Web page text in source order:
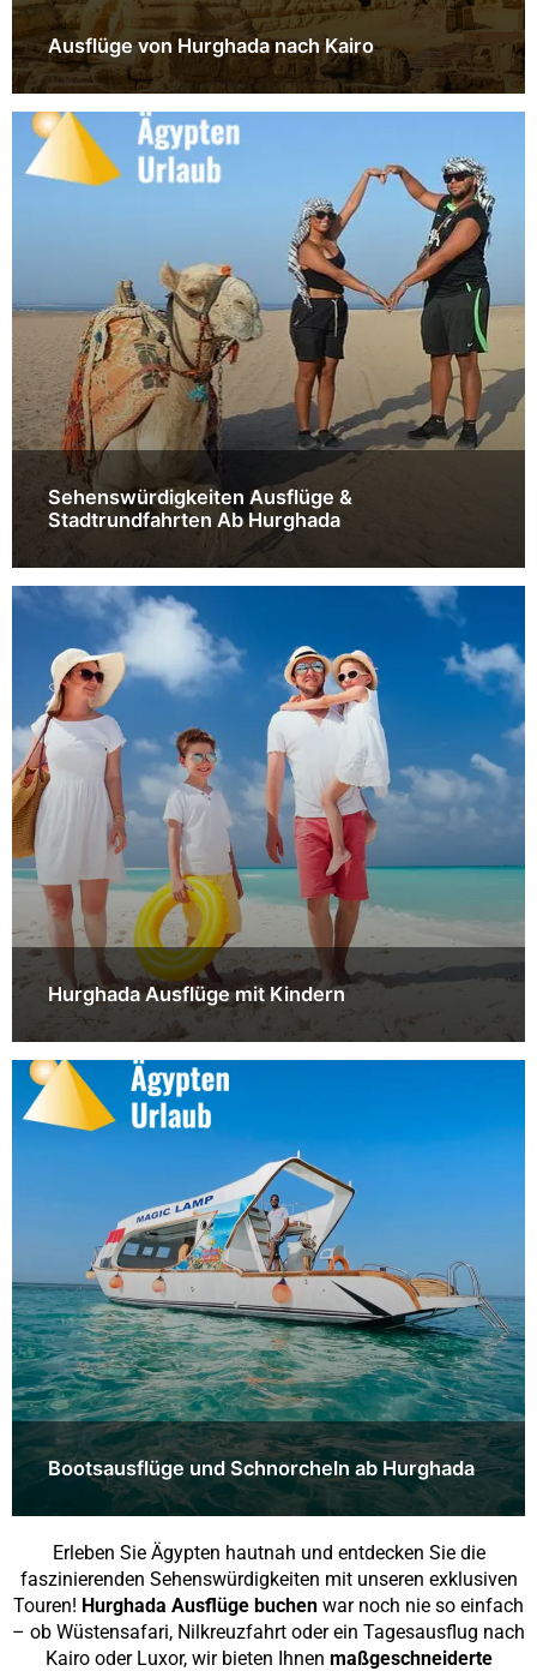
Ausflüge von Hurghada nach Kairo
Sehenswürdigkeiten Ausflüge &
Stadtrundfahrten Ab Hurghada
Hurghada Ausflüge mit Kindern
Bootsausflüge und Schnorcheln ab Hurghada
Erleben Sie Ägypten hautnah und entdecken Sie die
faszinierenden Sehenswürdigkeiten mit unseren exklusiven
Touren! Hurghada Ausflüge buchen war noch nie so einfach
– ob Wüstensafari, Nilkreuzfahrt oder ein Tagesausflug nach
Kairo oder Luxor, wir bieten Ihnen maßgeschneiderte